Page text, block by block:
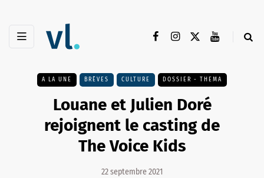
A LA UNE BRÈVES CULTURE DOSSIER - THEMA
Louane et Julien Doré
rejoignent le casting de
The Voice Kids
22 septembre 2021